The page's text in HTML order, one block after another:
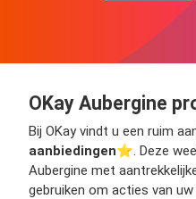
OKay Aubergine
Bij OKay vindt u een ruim
aanbiedingen⭐️. Deze
Aubergine met
gebruiken om acties van